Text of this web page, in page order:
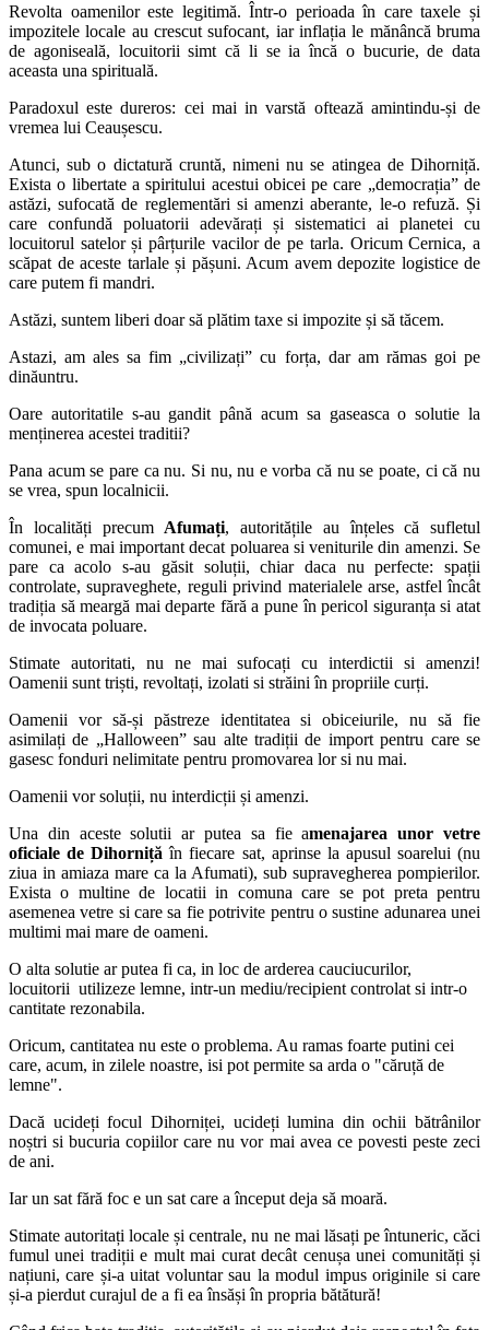
Revolta oamenilor este legitimă. Într-o perioada în care taxele și
impozitele locale au crescut sufocant, iar inflația le mănâncă bruma
de agoniseală, locuitorii simt că li se ia încă o bucurie, de data
aceasta una spirituală.
Paradoxul este dureros: cei mai in varstă oftează amintindu-și de
vremea lui Ceaușescu.
Atunci, sub o dictatură cruntă, nimeni nu se atingea de Dihorniță.
Exista o libertate a spiritului acestui obicei pe care „democrația” de
astăzi, sufocată de reglementări si amenzi aberante, le-o refuză. Și
care confundă poluatorii adevărați și sistematici ai planetei cu
locuitorul satelor și pârțurile vacilor de pe tarla. Oricum Cernica, a
scăpat de aceste tarlale și pășuni. Acum avem depozite logistice de
care putem fi mandri.
Astăzi, suntem liberi doar să plătim taxe si impozite și să tăcem.
Astazi, am ales sa fim „civilizați” cu forța, dar am rămas goi pe
dinăuntru.
Oare autoritatile s-au gandit până acum sa gaseasca o solutie la
menținerea acestei traditii?
Pana acum se pare ca nu. Si nu, nu e vorba că nu se poate, ci că nu
se vrea, spun localnicii.
În localități precum Afumați, autoritățile au înțeles că sufletul
comunei, e mai important decat poluarea si veniturile din amenzi. Se
pare ca acolo s-au găsit soluții, chiar daca nu perfecte: spații
controlate, supraveghete, reguli privind materialele arse, astfel încât
tradiția să meargă mai departe fără a pune în pericol siguranța si atat
de invocata poluare.
Stimate autoritati, nu ne mai sufocați cu interdictii si amenzi!
Oamenii sunt triști, revoltați, izolati si străini în propriile curți.
Oamenii vor să-și păstreze identitatea si obiceiurile, nu să fie
asimilați de „Halloween” sau alte tradiții de import pentru care se
gasesc fonduri nelimitate pentru promovarea lor si nu mai.
Oamenii vor soluții, nu interdicții și amenzi.
Una din aceste solutii ar putea sa fie amenajarea unor vetre
oficiale de Dihorniță în fiecare sat, aprinse la apusul soarelui (nu
ziua in amiaza mare ca la Afumati), sub supravegherea pompierilor.
Exista o multine de locatii in comuna care se pot preta pentru
asemenea vetre si care sa fie potrivite pentru o sustine adunarea unei
multimi mai mare de oameni.
O alta solutie ar putea fi ca, in loc de arderea cauciucurilor,
locuitorii utilizeze lemne, intr-un mediu/recipient controlat si intr-o
cantitate rezonabila.
Oricum, cantitatea nu este o problema. Au ramas foarte putini cei
care, acum, in zilele noastre, isi pot permite sa arda o "căruță de
lemne".
Dacă ucideți focul Dihorniței, ucideți lumina din ochii bătrânilor
noștri si bucuria copiilor care nu vor mai avea ce povesti peste zeci
de ani.
Iar un sat fără foc e un sat care a început deja să moară.
Stimate autoritați locale și centrale, nu ne mai lăsați pe întuneric, căci
fumul unei tradiții e mult mai curat decât cenușa unei comunități și
națiuni, care și-a uitat voluntar sau la modul impus originile si care
și-a pierdut curajul de a fi ea însăși în propria bătătură!